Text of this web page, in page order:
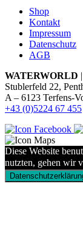
Shop
Kontakt
Impressum
Datenschutz
AGB
WATERWORLD
Stublerfeld 22,
A – 6123 Terfens-
+43 (0)5224 67 455
Diese Website
nutzten, gehen wir